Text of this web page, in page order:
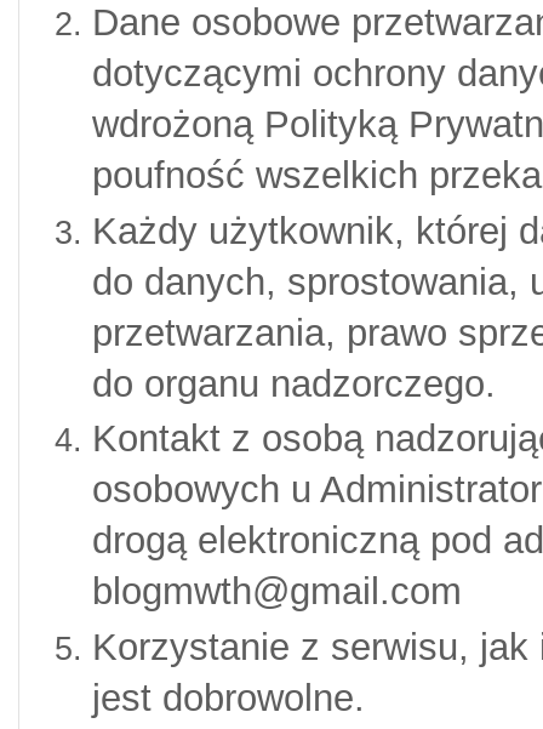
Dane osobowe
dotyczącymi ochrony
wdrożoną Polityką
poufność wszelkich
Każdy użytkownik, której
do danych, sprostowania,
przetwarzania, prawo
do organu nadzorczego.
Kontakt z osobą
osobowych u
drogą elektroniczną pod
blogmwth@gmail.com
Korzystanie z serwisu,
jest dobrowolne.